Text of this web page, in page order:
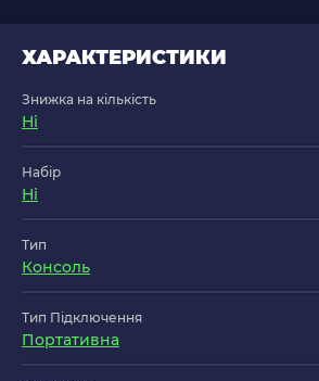
ХАРАКТЕРИСТИКИ
Знижка на кількість
Ні
Набір
Ні
Тип
Консоль
Тип Підключення
Портативна